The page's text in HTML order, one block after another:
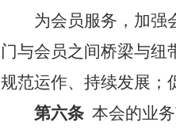
为会员服务，加强
门与会员之间桥梁与纽
规范运作、持续发展；
第六条 本会的业